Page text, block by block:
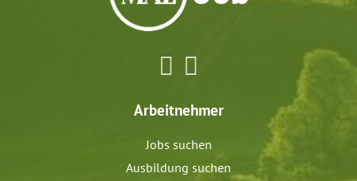
Arbeitnehmer
Jobs suchen
Ausbildung suchen